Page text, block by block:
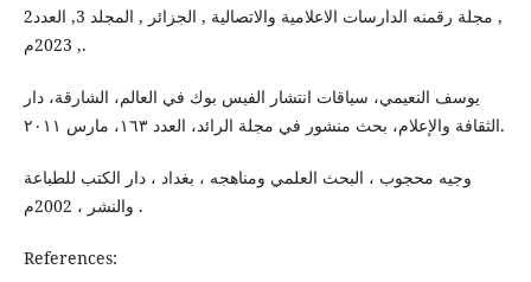
, مجلة رقمنه الدارسات الاعلامية والاتصالية , الجزائر , المجلد 3, العدد2
, 2023م.
يوسف النعيمي، سياقات انتشار الفيس بوك في العالم، الشارقة، دار
الثقافة والإعلام، بحث منشور في مجلة الرائد، العدد ١٦٣، مارس ٢٠١١.
وجيه محجوب ، البحث العلمي ومناهجه ، بغداد ، دار الكتب للطباعة
والنشر ، 2002م .
References: